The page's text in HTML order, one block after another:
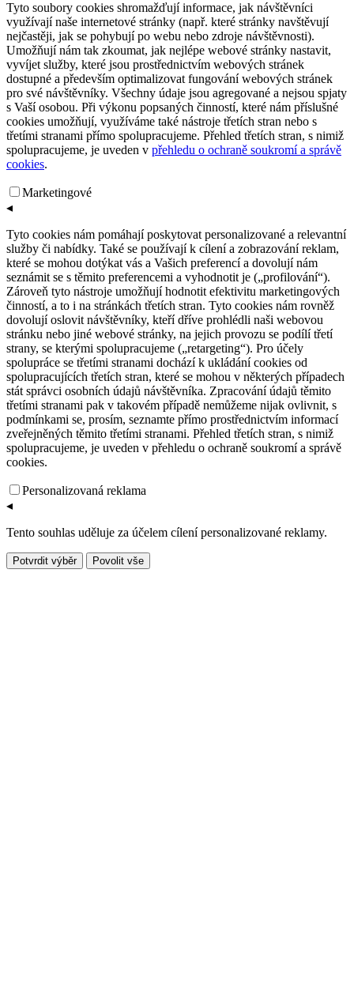
Tyto soubory cookies shromažďují informace, jak návštěvníci
využívají naše internetové stránky (např. které stránky navštěvují
nejčastěji, jak se pohybují po webu nebo zdroje návštěvnosti).
Umožňují nám tak zkoumat, jak nejlépe webové stránky nastavit,
vyvíjet služby, které jsou prostřednictvím webových stránek
dostupné a především optimalizovat fungování webových stránek
pro své návštěvníky. Všechny údaje jsou agregované a nejsou spjaty
s Vaší osobou. Při výkonu popsaných činností, které nám příslušné
cookies umožňují, využíváme také nástroje třetích stran nebo s
třetími stranami přímo spolupracujeme. Přehled třetích stran, s nimiž
spolupracujeme, je uveden v přehledu o ochraně soukromí a správě
cookies.
Marketingové
◂
Tyto cookies nám pomáhají poskytovat personalizované a relevantní
služby či nabídky. Také se používají k cílení a zobrazování reklam,
které se mohou dotýkat vás a Vašich preferencí a dovolují nám
seznámit se s těmito preferencemi a vyhodnotit je („profilování“).
Zároveň tyto nástroje umožňují hodnotit efektivitu marketingových
činností, a to i na stránkách třetích stran. Tyto cookies nám rovněž
dovolují oslovit návštěvníky, kteří dříve prohlédli naši webovou
stránku nebo jiné webové stránky, na jejich provozu se podílí třetí
strany, se kterými spolupracujeme („retargeting“). Pro účely
spolupráce se třetími stranami dochází k ukládání cookies od
spolupracujících třetích stran, které se mohou v některých případech
stát správci osobních údajů návštěvníka. Zpracování údajů těmito
třetími stranami pak v takovém případě nemůžeme nijak ovlivnit, s
podmínkami se, prosím, seznamte přímo prostřednictvím informací
zveřejněných těmito třetími stranami. Přehled třetích stran, s nimiž
spolupracujeme, je uveden v přehledu o ochraně soukromí a správě
cookies.
Personalizovaná reklama
◂
Tento souhlas uděluje za účelem cílení personalizované reklamy.
Potvrdit výběr Povolit vše